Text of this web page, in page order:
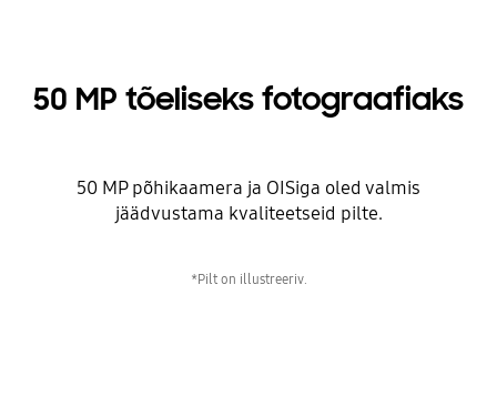
50 MP tõeliseks fotograafiaks
50 MP põhikaamera ja OISiga oled valmis
jäädvustama kvaliteetseid pilte.
*Pilt on illustreeriv.